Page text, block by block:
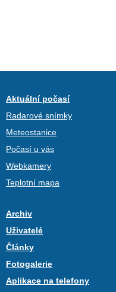
Aktuální počasí
Radarové snímky
Meteostanice
Počasí u vás
Webkamery
Teplotní mapa
Archiv
Uživatelé
Články
Fotogalerie
Aplikace na telefony